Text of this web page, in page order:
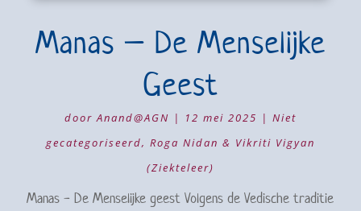
Manas – De Menselijke
Geest
doorAnand@AGN | 12 mei 2025 | Niet
gecategoriseerd, Roga Nidan & Vikriti Vigyan
(Ziekteleer)
Manas - De Menselijke geest Volgens de Vedische traditie